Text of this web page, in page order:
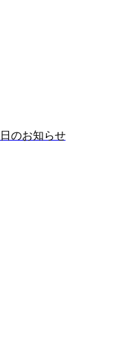
のお知らせ